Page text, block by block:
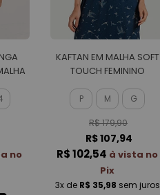
no
KAFTAN EM MALHA SOFT
TOUCH FEMININO
P M G
R$ 179,90
R$ 107,94
R$ 102,54 à vista no
Pix
3xde R$ 35,98 sem juros